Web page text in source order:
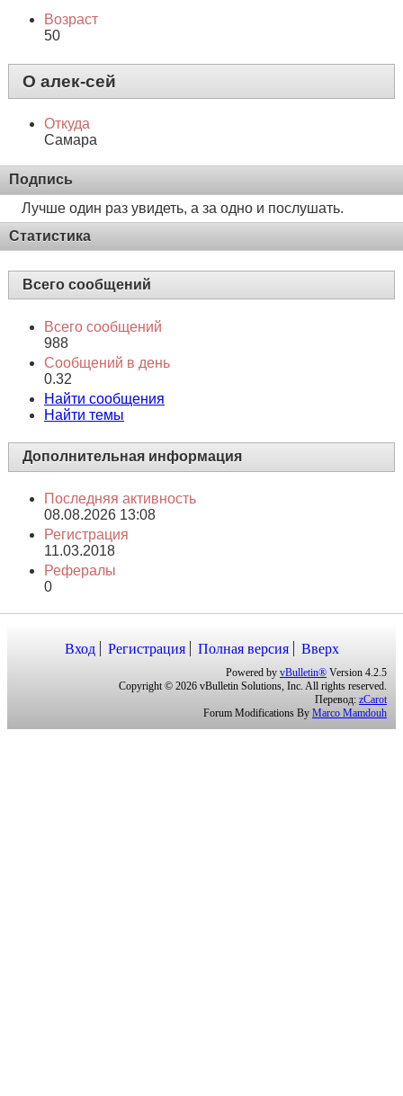
Возраст
50
О алек-сей
Откуда
Самара
Подпись
Лучше один раз увидеть, а за одно и послушать.
Статистика
Всего сообщений
Всего сообщений
988
Сообщений в день
0.32
Найти сообщения
Найти темы
Дополнительная информация
Последняя активность
08.08.2026 13:08
Регистрация
11.03.2018
Рефералы
0
Вход Регистрация Полная версия Вверх
Powered by vBulletin® Version 4.2.5
Copyright © 2026 vBulletin Solutions, Inc. All rights reserved.
Перевод: zCarot
Forum Modifications By Marco Mamdouh